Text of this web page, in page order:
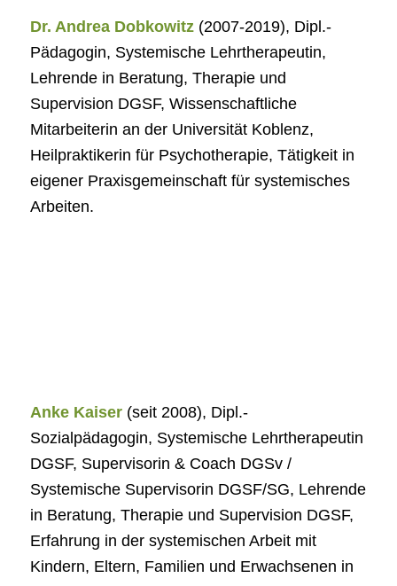
Dr. Andrea Dobkowitz (2007-2019), Dipl.-
Pädagogin, Systemische Lehrtherapeutin,
Lehrende in Beratung, Therapie und
Supervision DGSF, Wissenschaftliche
Mitarbeiterin an der Universität Koblenz,
Heilpraktikerin für Psychotherapie, Tätigkeit in
eigener Praxisgemeinschaft für systemisches
Arbeiten.
Anke Kaiser (seit 2008), Dipl.-
Sozialpädagogin, Systemische Lehrtherapeutin
DGSF, Supervisorin & Coach DGSv /
Systemische Supervisorin DGSF/SG, Lehrende
in Beratung, Therapie und Supervision DGSF,
Erfahrung in der systemischen Arbeit mit
Kindern, Eltern, Familien und Erwachsenen in